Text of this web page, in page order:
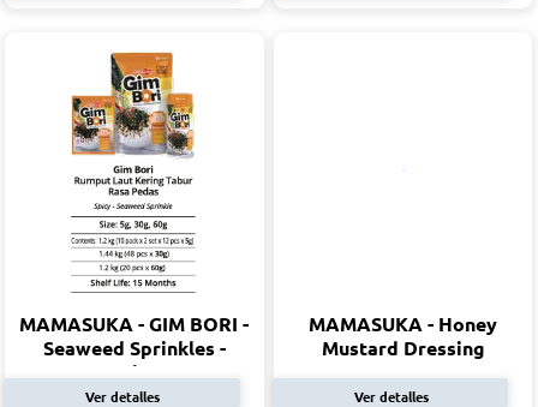
MAMASUKA - GIM BORI -
Seaweed Sprinkles -
Spicy
Ver detalles
MAMASUKA - Honey
Mustard Dressing
Ver detalles